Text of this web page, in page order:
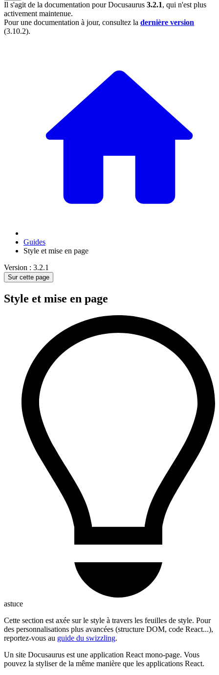
Il s'agit de la documentation pourDocusaurus 3.2.1, qui n'est plus
activement maintenue.
Pour une documentation à jour, consultez la dernière version
(3.10.2).
Guides
Style et mise en page
Version : 3.2.1
Sur cette page
Style et mise en page
astuce
Cette section est axée sur le style à travers les feuilles de style. Pour
des personnalisations plus avancées (structure DOM, code React...),
reportez-vous au guide du swizzling.
Un site Docusaurus est une application React mono-page. Vous
pouvez la styliser de la même manière que les applications React.